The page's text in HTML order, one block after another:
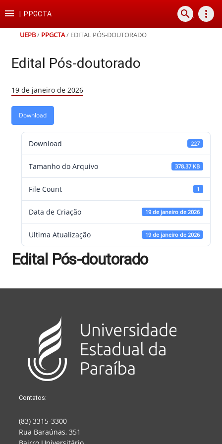
para
conteúdo
para
para
para
rodapé
 PPGCTA search more_vert
UEPB/ PPGCTA/ EDITAL PÓS-DOUTORADO
Edital Pós-doutorado
19 de janeiro de 2026
Download
Download 227
Tamanho do Arquivo 378.37 KB
File Count 1
Data de Criação 19 de janeiro de 2026
Ultima Atualização 19 de janeiro de 2026
Edital Pós-doutorado
Contatos:
(83) 3315-3300
Rua Baraúnas, 351